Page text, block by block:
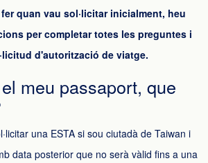
quan vau sol·licitar inicialment, heu
per completar totes les preguntes i
d'autorització de viatge.
meu passaport, que
una ESTA si sou ciutadà de Taiwan i
data posterior que no serà vàlid fins a una